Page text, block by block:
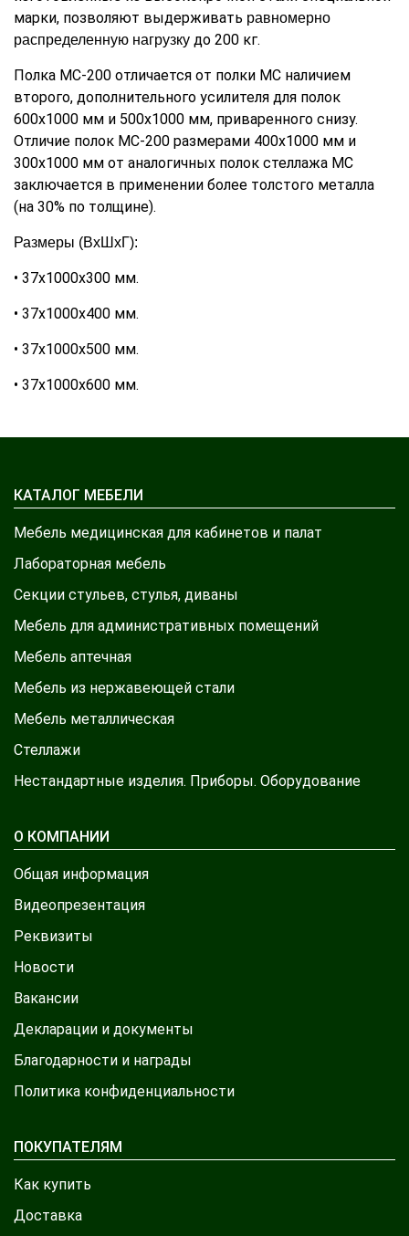
марки, позволяют выдерживать равномерно
распределенную нагрузку до 200 кг.
Полка МС-200 отличается от полки МС наличием
второго, дополнительного усилителя для полок
600х1000 мм и 500х1000 мм, приваренного снизу.
Отличие полок МС-200 размерами 400х1000 мм и
300х1000 мм от аналогичных полок стеллажа МС
заключается в применении более толстого металла
(на 30% по толщине).
Размеры (ВхШхГ):
• 37х1000х300 мм.
• 37х1000х400 мм.
• 37х1000х500 мм.
• 37х1000х600 мм.
КАТАЛОГ МЕБЕЛИ
Мебель медицинская для кабинетов и палат
Лабораторная мебель
Секции стульев, стулья, диваны
Мебель для административных помещений
Мебель аптечная
Мебель из нержавеющей стали
Мебель металлическая
Стеллажи
Нестандартные изделия. Приборы. Оборудование
О КОМПАНИИ
Общая информация
Видеопрезентация
Реквизиты
Новости
Вакансии
Декларации и документы
Благодарности и награды
Политика конфиденциальности
ПОКУПАТЕЛЯМ
Как купить
Доставка